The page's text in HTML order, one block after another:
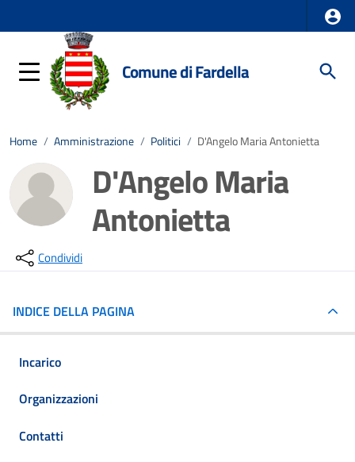
Comune di Fardella
Home / Amministrazione / Politici / D'Angelo Maria Antonietta
D'Angelo Maria
Antonietta
Condividi
INDICE DELLA PAGINA
Incarico
Organizzazioni
Contatti